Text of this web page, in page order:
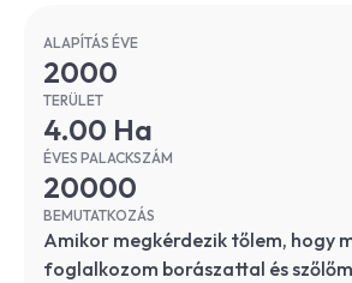
ALAPÍTÁS ÉVE
2000
TERÜLET
4.00 Ha
ÉVES PALACKSZÁM
20000
BEMUTATKOZÁS
Amikor megkérdezik tőlem, hogy
foglalkozom borászattal és